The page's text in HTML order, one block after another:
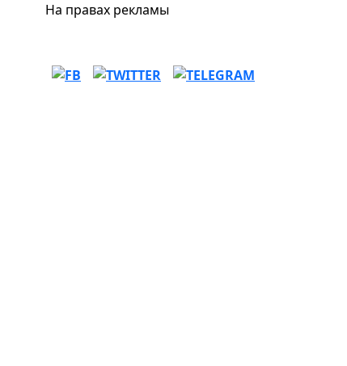
На правах рекламы